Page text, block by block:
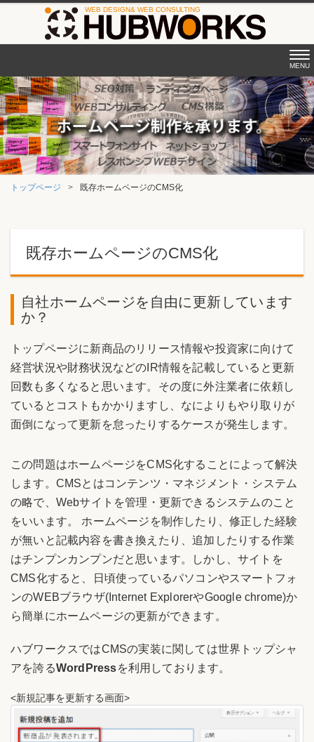
MENU
トップページ 既存ホームページのCMS化
既存ホームページのCMS化
自社ホームページを自由に更新しています
か？
トップページに新商品のリリース情報や投資家に向けて
経営状況や財務状況などのIR情報を記載していると更新
回数も多くなると思います。その度に外注業者に依頼し
ているとコストもかかりますし、なによりもやり取りが
面倒になって更新を怠ったりするケースが発生します。
この問題はホームページをCMS化することによって解決
します。CMSとはコンテンツ・マネジメント・システム
の略で、Webサイトを管理・更新できるシステムのこと
をいいます。 ホームページを制作したり、修正した経験
が無いと記載内容を書き換えたり、追加したりする作業
はチンプンカンプンだと思います。しかし、サイトを
CMS化すると、日頃使っているパソコンやスマートフォ
ンのWEBブラウザ(Internet ExplorerやGoogle chrome)か
ら簡単にホームページの更新ができます。
ハブワークスではCMSの実装に関しては世界トップシャ
アを誇るWordPressを利用しております。
<新規記事を更新する画面>